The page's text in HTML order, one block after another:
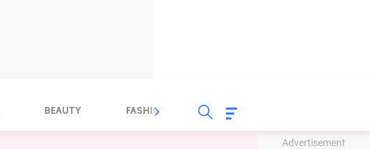
Advertisement
BEAUTY FASHION FOOD